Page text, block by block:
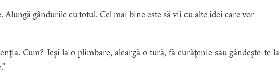
Alungă gândurile cu totul. Cel mai bine este să vii cu alte idei care vor
Cum? Ieşi la o plimbare, aleargă o tură, fă curăţenie sau gândeşte-te la